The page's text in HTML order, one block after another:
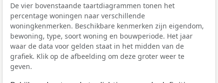
De vier bovenstaande taartdiagrammen tonen het
percentage woningen naar verschillende
woningkenmerken. Beschikbare kenmerken zijn eigendom,
bewoning, type, soort woning en bouwperiode. Het jaar
waar de data voor gelden staat in het midden van de
grafiek. Klik op de afbeelding om deze groter weer te
geven.